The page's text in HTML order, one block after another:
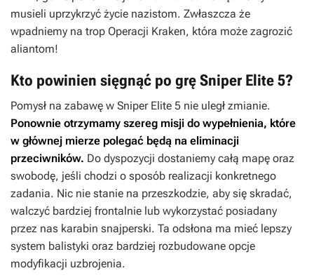
musieli uprzykrzyć życie nazistom. Zwłaszcza że
wpadniemy na trop Operacji Kraken, która może zagrozić
aliantom!
Kto powinien sięgnąć po grę Sniper Elite 5?
Pomysł na zabawę w Sniper Elite 5 nie uległ zmianie.
Ponownie otrzymamy szereg misji do wypełnienia, które
w głównej mierze polegać będą na eliminacji
przeciwników. Do dyspozycji dostaniemy całą mapę oraz
swobodę, jeśli chodzi o sposób realizacji konkretnego
zadania. Nic nie stanie na przeszkodzie, aby się skradać,
walczyć bardziej frontalnie lub wykorzystać posiadany
przez nas karabin snajperski. Ta odsłona ma mieć lepszy
system balistyki oraz bardziej rozbudowane opcje
modyfikacji uzbrojenia.